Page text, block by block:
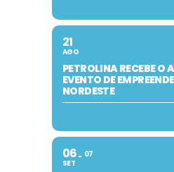
21
AGO
PETROLINA RECEBE O
EVENTO DE
NORDESTE
06
SET
07